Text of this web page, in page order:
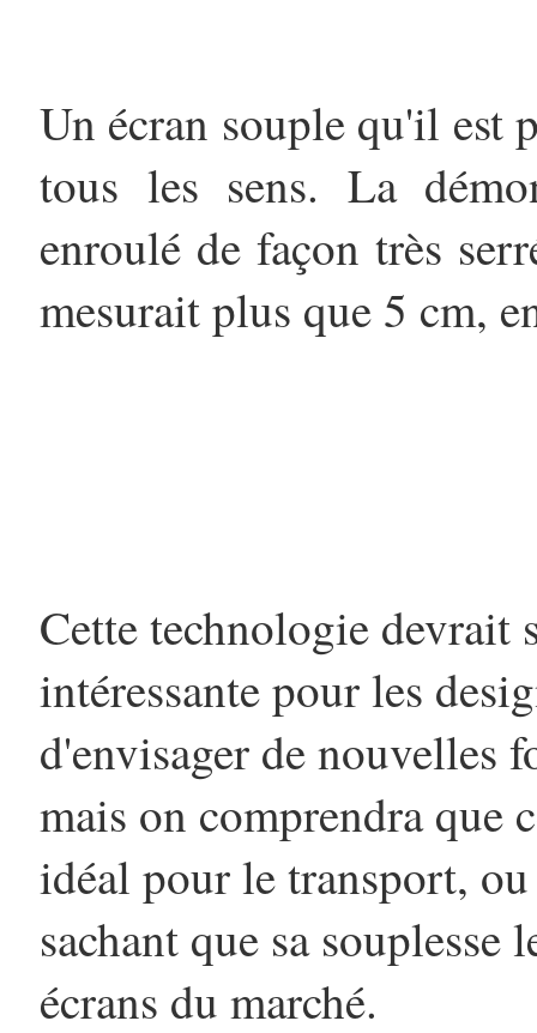
Un écran souple qu'il est
tous les sens. La
enroulé de façon très
mesurait plus que 5 cm,
Cette technologie devrait
intéressante pour les
d'envisager de nouvelles
mais on comprendra que
idéal pour le transport,
sachant que sa souplesse
écrans du marché.